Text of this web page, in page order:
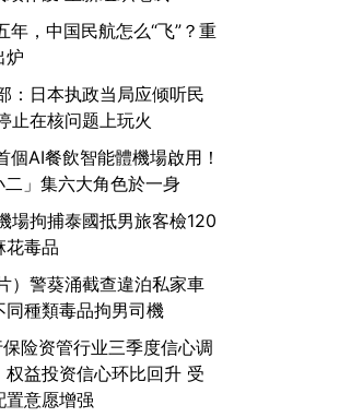
年，中国民航怎么“飞”？重
炉
：日本执政当局应倾听民
止在核问题上玩火
個AI餐飲智能體機場啟用！
二」集六大角色於一身
場拘捕泰國抵男旅客檢120
花毒品
）警葵涌截查違泊私家車
同種類毒品拘男司機
险资管行业三季度信心调
权益投资信心环比回升 受
置意愿增强